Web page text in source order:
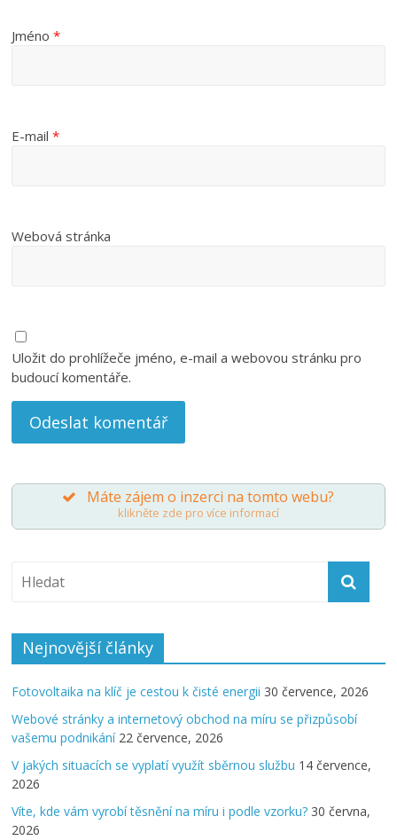
Jméno*
E-mail*
Webová stránka
Uložit do prohlížeče jméno, e-mail a webovou stránku pro
budoucí komentáře.
Máte zájem o inzerci na tomto webu?
klikněte zde pro více informací
Nejnovější články
Fotovoltaika na klíč je cestou k čisté energii 30 července, 2026
Webové stránky a internetový obchod na míru se přizpůsobí
vašemu podnikání 22 července, 2026
V jakých situacích se vyplatí využít sběrnou službu 14 července,
2026
Víte, kde vám vyrobí těsnění na míru i podle vzorku? 30 června,
2026